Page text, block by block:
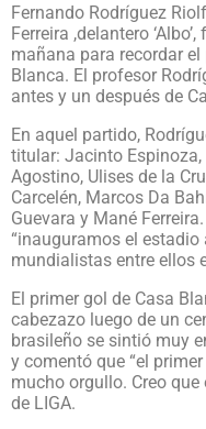
Fernando Rodríguez
Ferreira ,delantero
mañana para recordar
Blanca. El profesor
antes y un después de
En aquel partido,
titular: Jacinto
Agostino, Ulises de la
Carcelén, Marcos Da
Guevara y Mané
“inauguramos el
mundialistas entre ellos
El primer gol de Casa
cabezazo luego de un
brasileño se sintió muy
y comentó que “el
mucho orgullo. Creo
de LIGA.